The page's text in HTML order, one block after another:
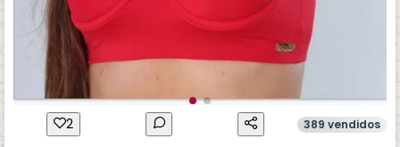
2 389 vendidos